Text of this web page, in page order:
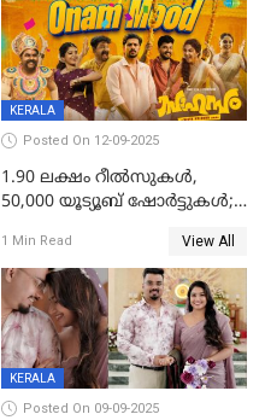
KERALA
Posted On 12-09-2025
1.90 ലക്ഷം റീല്‍സുകള്‍,
50,000 യൂട്യൂബ് ഷോര്‍ട്ടുകള്‍;
ഹിറ്റായി ഓണം മൂഡ് ഗാനം
1 Min Read View All
KERALA
Posted On 09-09-2025